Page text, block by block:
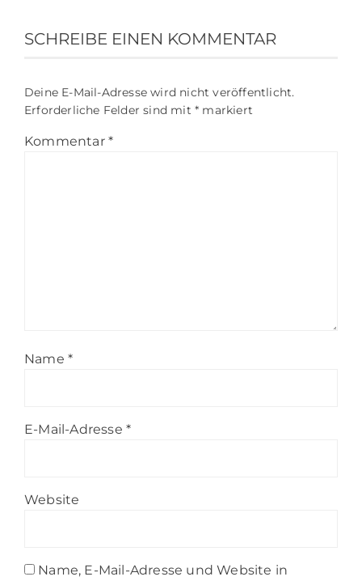
SCHREIBE EINEN KOMMENTAR
Deine E-Mail-Adresse wird nicht veröffentlicht.
Erforderliche Felder sind mit * markiert
Kommentar *
Name *
E-Mail-Adresse *
Website
Name, E-Mail-Adresse und Website in